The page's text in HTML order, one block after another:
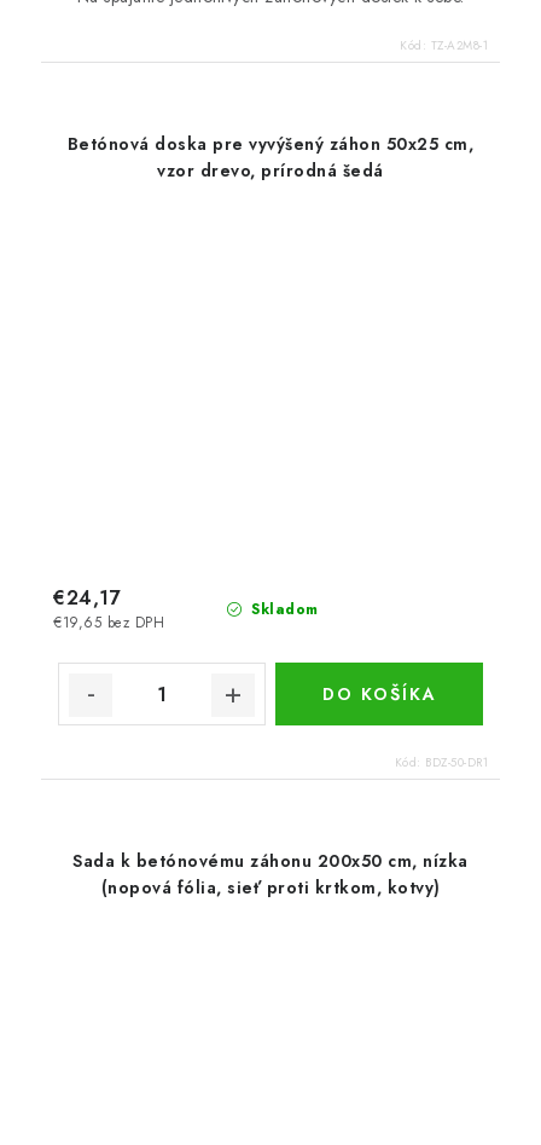
Kód: TZ-A2M8-1
Betónová doska pre vyvýšený záhon 50x25 cm,
vzor drevo, prírodná šedá
Skladom
€19,65 bez DPH
€24,17
DO KOŠÍKA
Kód: BDZ-50-DR1
Sada k betónovému záhonu 200x50 cm, nízka
(nopová fólia, sieť proti krtkom, kotvy)